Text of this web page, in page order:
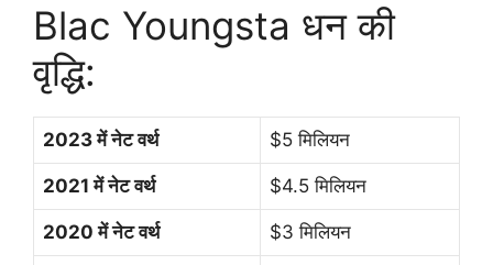
Blac Youngsta धन की
वृद्धि:
2023 में नेट वर्थ $5 मिलियन
2021 में नेट वर्थ $4.5 मिलियन
2020 में नेट वर्थ $3 मिलियन